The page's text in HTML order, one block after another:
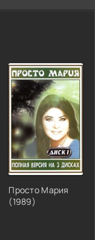
Просто Мария
(1989)